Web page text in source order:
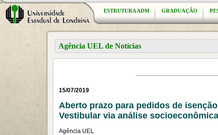
ESTRUTURA ADM GRADUAÇÃO
Agência UEL de Notícias
15/07/2019
Aberto prazo para pedidos de
Vestibular via análise
Agência UEL